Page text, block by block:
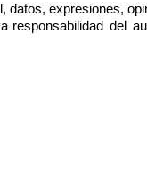
datos, expresiones,
responsabilidad del